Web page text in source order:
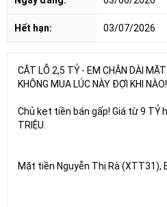
Hết hạn: 03/07/2026
CẮT LỖ 2,5 TỶ - EM CHÂN DÀI
KHÔNG MUA LÚC NÀY ĐỢI KHI NÀO!
Chủ kẹt tiền bán gấp! Giá từ 9 TỶ
TRIỆU.
Mặt tiền Nguyễn Thị Rà (XTT31),